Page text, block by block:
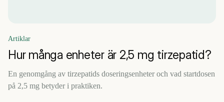
Artiklar
Hur många enheter är 2,5 mg tirzepatid?
En genomgång av tirzepatids doseringsenheter och vad startdosen
på 2,5 mg betyder i praktiken.